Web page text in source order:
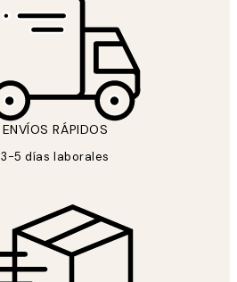
ENVÍOS RÁPIDOS
3-5 días laborales